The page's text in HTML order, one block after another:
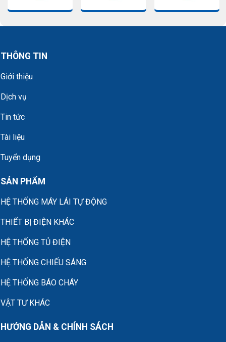
THÔNG TIN
Giới thiệu
Dịch vụ
Tin tức
Tài liệu
Tuyển dụng
SẢN PHẨM
HỆ THỐNG MÁY LÁI TỰ ĐỘNG
THIẾT BỊ ĐIỆN KHÁC
HỆ THỐNG TỦ ĐIỆN
HỆ THỐNG CHIẾU SÁNG
HỆ THỐNG BÁO CHÁY
VẬT TƯ KHÁC
HƯỚNG DẪN & CHÍNH SÁCH